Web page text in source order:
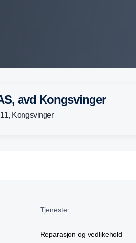
avd Kongsvinger
Kongsvinger
Tjenester
Reparasjon og vedlikehold